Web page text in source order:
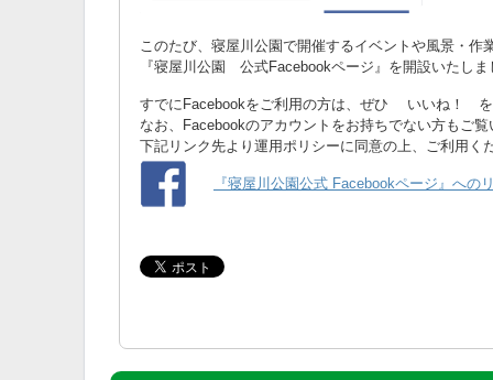
このたび、寝屋川公園で開催するイベントや風景・
『寝屋川公園 公式Facebookページ』を開設いたしま
すでにFacebookをご利用の方は、ぜひ いいね！ を
なお、Facebookのアカウントをお持ちでない方もご
下記リンク先より運用ポリシーに同意の上、ご利用く
『寝屋川公園公式 Facebookページ』への